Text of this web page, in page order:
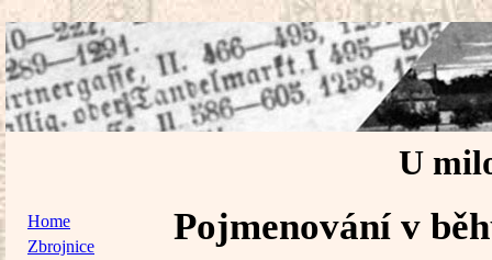
U
Home
Zbrojnice
Pojmenování v